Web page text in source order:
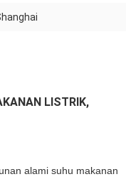
LISTRIK,
alami suhu makanan